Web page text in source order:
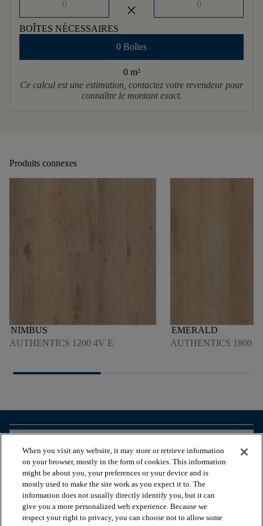
close
BOÎTES NÉCESSAIRES
0 Boîtes
0 m²
Ce calcul est une estimation, contactez votre revendeur pour
connaître le montant exact.
Produits connexes
NIMBUS
AUTHENTICS 1200 4V E
EMERALD
AUTHENTICS 1800
OUTILS UTILES
NOS SERVICES
When you visit any website, it may store or retrieve information
on your browser, mostly in the form of cookies. This information
might be about you, your preferences or your device and is
mostly used to make the site work as you expect it to. The
information does not usually directly identify you, but it can
give you a more personalized web experience. Because we
respect your right to privacy, you can choose not to allow some